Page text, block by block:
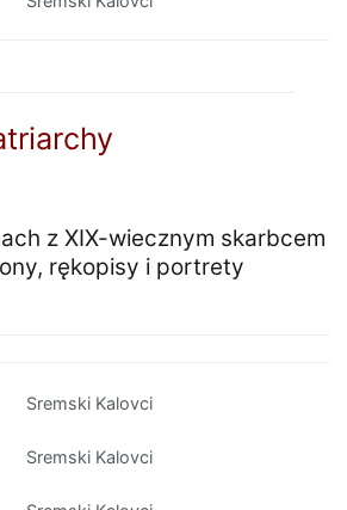
z XIX-wiecznym skarbcem
rękopisy i portrety